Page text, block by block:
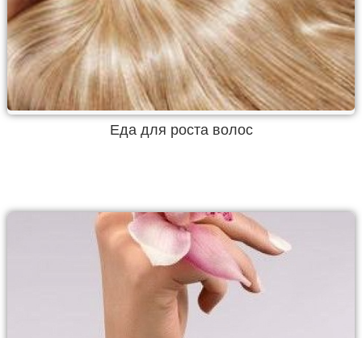
Еда для роста волос